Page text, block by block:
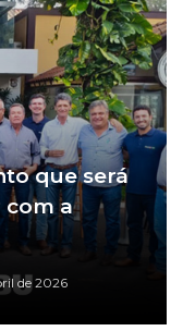
que será
com a
de 2026